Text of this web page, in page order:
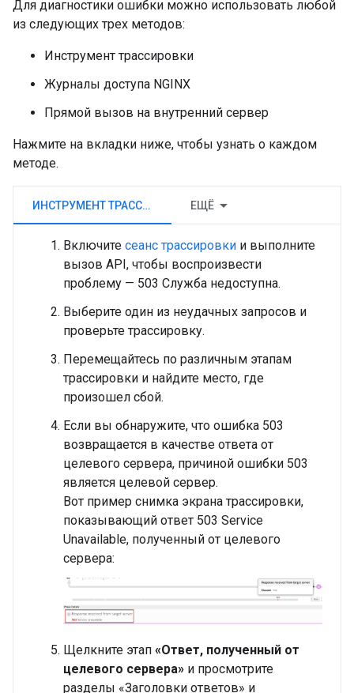
Для диагностики ошибки можно использовать любой
из следующих трех методов:
Инструмент трассировки
Журналы доступа NGINX
Прямой вызов на внутренний сервер
Нажмите на вкладки ниже, чтобы узнать о каждом
методе.
ИНСТРУМЕНТ ТРАССИРОВКИ ЕЩЁ
Включите сеанс трассировки и выполните
вызов API, чтобы воспроизвести
проблему — 503 Служба недоступна.
Выберите один из неудачных запросов и
проверьте трассировку.
Перемещайтесь по различным этапам
трассировки и найдите место, где
произошел сбой.
Если вы обнаружите, что ошибка 503
возвращается в качестве ответа от
целевого сервера, причиной ошибки 503
является целевой сервер.
Вот пример снимка экрана трассировки,
показывающий ответ 503 Service
Unavailable, полученный от целевого
сервера:
Щелкните этап «Ответ, полученный от
целевого сервера» и просмотрите
разделы «Заголовки ответов» и